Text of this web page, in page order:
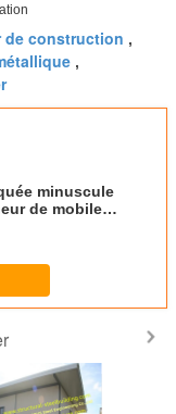
de construction ,
,
minuscule
de mobile
décoration